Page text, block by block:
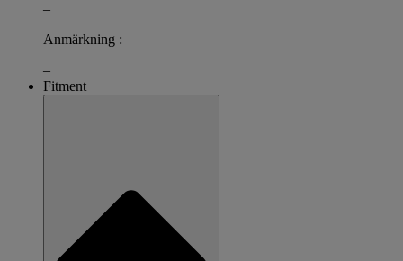
–
Anmärkning :
–
Fitment